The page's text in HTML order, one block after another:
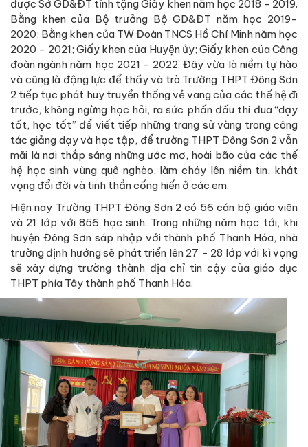
được Sở GD&ĐT tỉnh tặng Giấy khen năm học 2018 - 2019.
Bằng khen của Bộ trưởng Bộ GD&ĐT năm học 2019-
2020; Bằng khen của TW Đoàn TNCS Hồ Chí Minh năm học
2020 - 2021; Giấy khen của Huyện ủy; Giấy khen của Công
đoàn ngành năm học 2021 - 2022. Đây vừa là niềm tự hào
và cũng là động lực để thầy và trò Trường THPT Đông Sơn
2 tiếp tục phát huy truyền thống vẻ vang của các thế hệ đi
trước, không ngừng học hỏi, ra sức phấn đấu thi đua “dạy
tốt, học tốt” để viết tiếp những trang sử vàng trong công
tác giảng dạy và học tập, để trường THPT Đông Sơn 2 vẫn
mãi là nơi thắp sáng những ước mơ, hoài bão của các thế
hệ học sinh vùng quê nghèo, làm cháy lên niềm tin, khát
vọng đổi đời và tinh thần cống hiến ở các em.
Hiện nay Trường THPT Đông Sơn 2 có 56 cán bộ giáo viên
và 21 lớp với 856 học sinh. Trong những năm học tới, khi
huyện Đông Sơn sáp nhập với thành phố Thanh Hóa, nhà
trường định hướng sẽ phát triển lên 27 - 28 lớp với kì vọng
sẽ xây dựng trường thành địa chỉ tin cậy của giáo dục
THPT phía Tây thành phố Thanh Hóa.